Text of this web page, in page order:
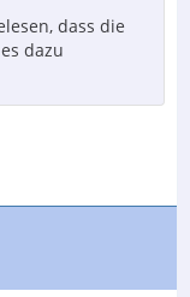
dass die
dazu